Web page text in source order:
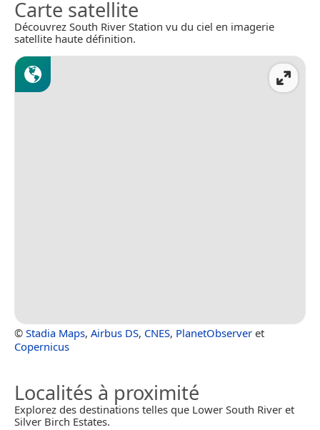
Carte satellite
Découvrez South River Station vu du ciel en imagerie
satellite haute définition.
© Stadia Maps, Airbus DS, CNES, PlanetObserver et
Copernicus
Localités à proximité
Explorez des destinations telles que Lower South River et
Silver Birch Estates.